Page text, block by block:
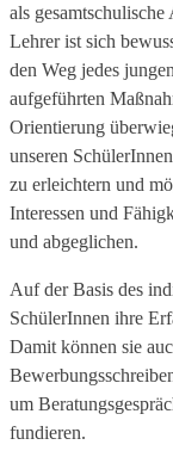
als
Lehrer ist sich
den Weg jedes
aufgeführten
Orientierung
unseren
zu erleichtern und
Interessen und
und abgeglichen.
Auf der Basis des
SchülerInnen ihre
Damit können sie
um
fundieren.